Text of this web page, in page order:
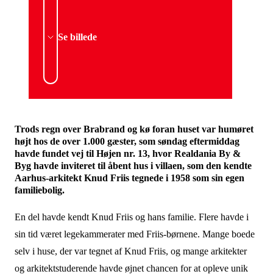
Se billede
Trods regn over Brabrand og kø foran huset var humøret
højt hos de over 1.000 gæster, som søndag eftermiddag
havde fundet vej til Højen nr. 13, hvor Realdania By &
Byg havde inviteret til åbent hus i villaen, som den kendte
Aarhus-arkitekt Knud Friis tegnede i 1958 som sin egen
familiebolig.
En del havde kendt Knud Friis og hans familie. Flere havde i
sin tid været legekammerater med Friis-børnene. Mange boede
selv i huse, der var tegnet af Knud Friis, og mange arkitekter
og arkitektstuderende havde øjnet chancen for at opleve unik